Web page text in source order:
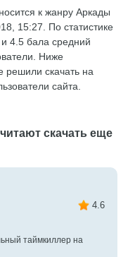
к жанру Аркады
15:27. По статистике
4.5 бала средний
Ниже
решили скачать на
сайта.
скачать еще
4.6
таймкиллер на